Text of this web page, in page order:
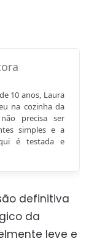
10 anos, Laura
na cozinha da
precisa ser
simples e a
é testada e
definitiva
da
leve e